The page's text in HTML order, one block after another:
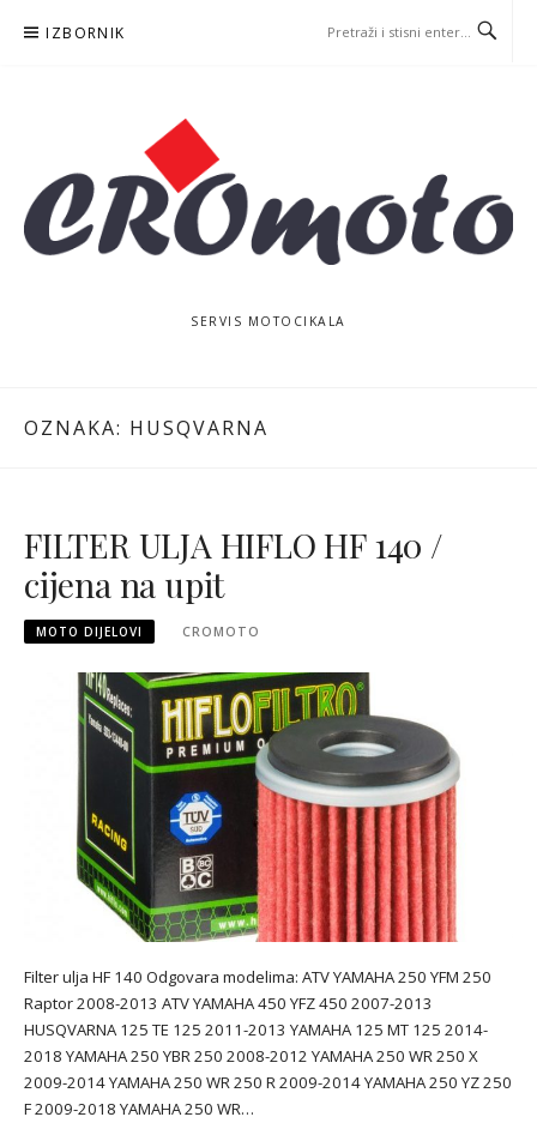
IZBORNIK
SERVIS MOTOCIKALA
OZNAKA: HUSQVARNA
FILTER ULJA HIFLO HF 140 /
cijena na upit
MOTO DIJELOVI CROMOTO
Filter ulja HF 140 Odgovara modelima: ATV YAMAHA 250 YFM 250
Raptor 2008-2013 ATV YAMAHA 450 YFZ 450 2007-2013
HUSQVARNA 125 TE 125 2011-2013 YAMAHA 125 MT 125 2014-
2018 YAMAHA 250 YBR 250 2008-2012 YAMAHA 250 WR 250 X
2009-2014 YAMAHA 250 WR 250 R 2009-2014 YAMAHA 250 YZ 250
F 2009-2018 YAMAHA 250 WR…